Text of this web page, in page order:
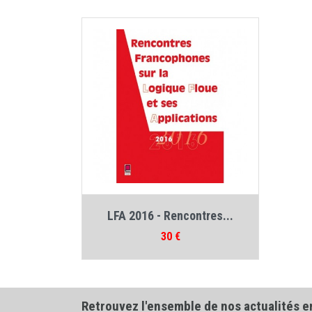
LFA 2016 - Rencontres...
Prix
30 €
Retrouvez l'ensemble de nos actualités